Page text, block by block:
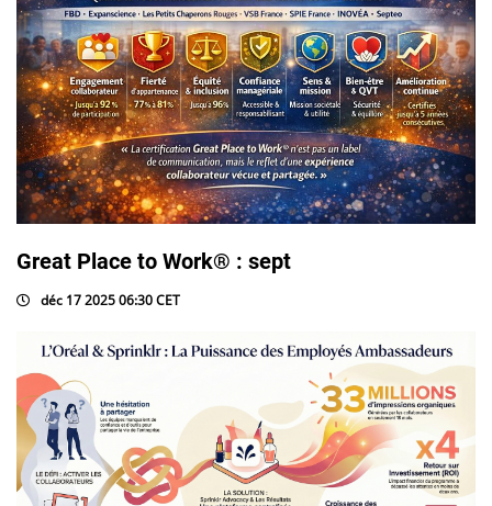
Great Place to Work® : sept
déc 17 2025 06:30 CET